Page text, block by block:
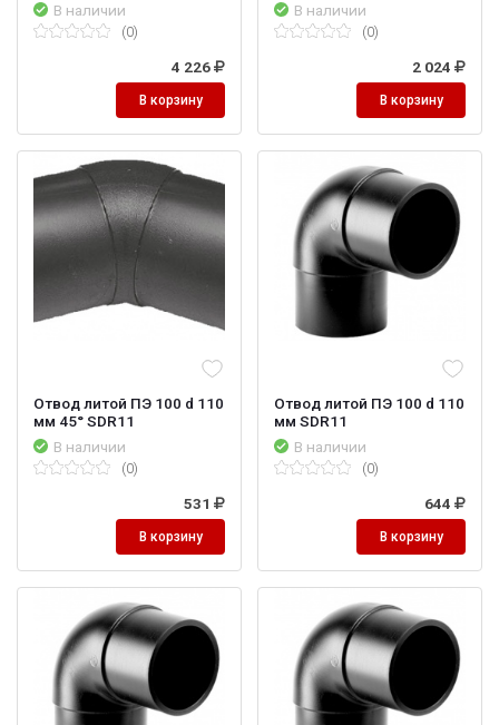
В наличии
(0)
4 226
В корзину
В наличии
(0)
2 024
В корзину
Отвод литой ПЭ 100 d 110
мм 45° SDR11
В наличии
(0)
531
В корзину
Отвод литой ПЭ 100 d 110
мм SDR11
В наличии
(0)
644
В корзину